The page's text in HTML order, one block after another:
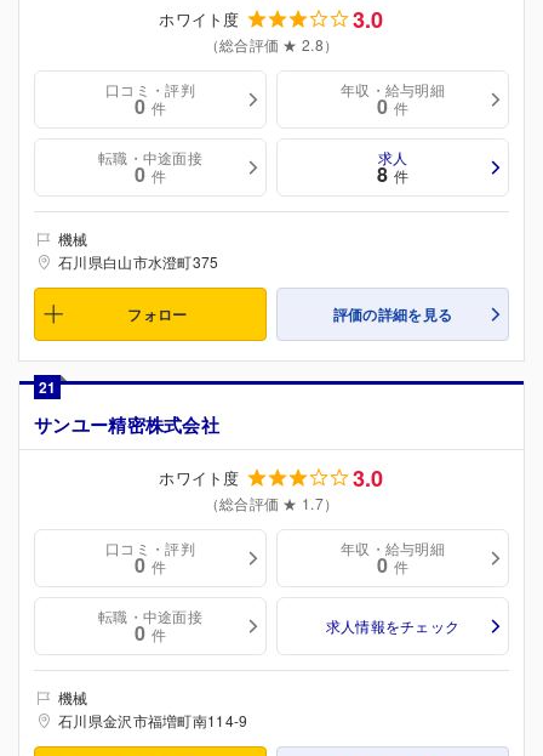
ホワイト度 3.0
（総合評価 ★ 2.8）
口コミ・評判
0 件
年収・給与明細
0 件
転職・中途面接
0 件
求人
8 件
機械
石川県白山市水澄町375
フォロー 評価の詳細を見る
21
サンユー精密株式会社
ホワイト度 3.0
（総合評価 ★ 1.7）
口コミ・評判
0 件
年収・給与明細
0 件
転職・中途面接
0 件 求人情報をチェック
機械
石川県金沢市福増町南114-9